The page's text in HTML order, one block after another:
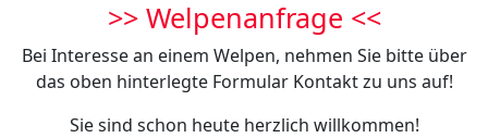
>> Welpenanfrage <<
Bei Interesse an einem Welpen, nehmen Sie bitte über
das oben hinterlegte Formular Kontakt zu uns auf!
Sie sind schon heute herzlich willkommen!